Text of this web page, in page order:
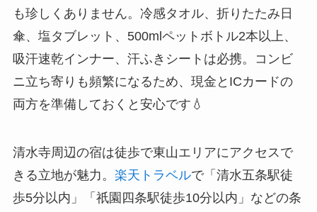
も珍しくありません。冷感タオル、折りたたみ日
傘、塩タブレット、500mlペットボトル2本以上、
吸汗速乾インナー、汗ふきシートは必携。コンビ
ニ立ち寄りも頻繁になるため、現金とICカードの
両方を準備しておくと安心です💧
清水寺周辺の宿は徒歩で東山エリアにアクセスで
きる立地が魅力。 楽天トラベルで「清水五条駅徒
歩5分以内」「祇園四条駅徒歩10分以内」などの条